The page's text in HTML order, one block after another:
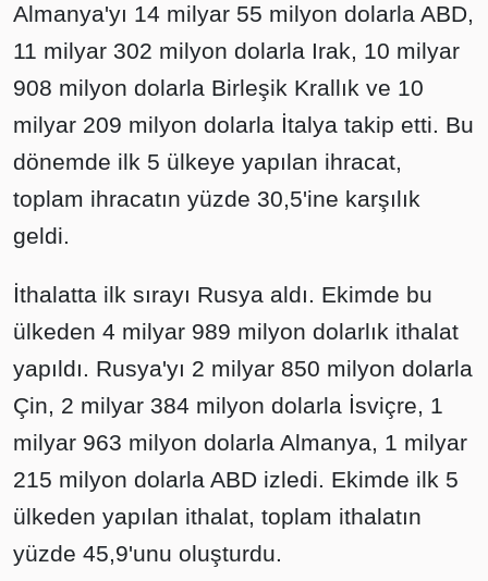
Almanya'yı 14 milyar 55 milyon dolarla ABD,
11 milyar 302 milyon dolarla Irak, 10 milyar
908 milyon dolarla Birleşik Krallık ve 10
milyar 209 milyon dolarla İtalya takip etti. Bu
dönemde ilk 5 ülkeye yapılan ihracat,
toplam ihracatın yüzde 30,5'ine karşılık
geldi.
İthalatta ilk sırayı Rusya aldı. Ekimde bu
ülkeden 4 milyar 989 milyon dolarlık ithalat
yapıldı. Rusya'yı 2 milyar 850 milyon dolarla
Çin, 2 milyar 384 milyon dolarla İsviçre, 1
milyar 963 milyon dolarla Almanya, 1 milyar
215 milyon dolarla ABD izledi. Ekimde ilk 5
ülkeden yapılan ithalat, toplam ithalatın
yüzde 45,9'unu oluşturdu.